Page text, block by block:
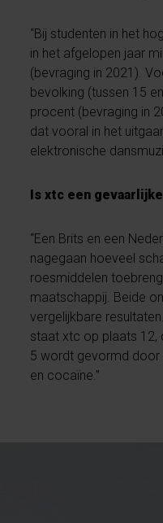
“Bij studenten in het
in het afgelopen jaar
(bevraging in 2021).
bevolking (tussen 15
procent (bevraging in
dat vooral in het
elektronische
Is xtc een
“Een Brits en een
nagegaan hoeveel
roesmiddelen
maatschappij. Beide
vergelijkbare
staat xtc op plaats 12,
5 wordt gevormd door
en cocaïne.”